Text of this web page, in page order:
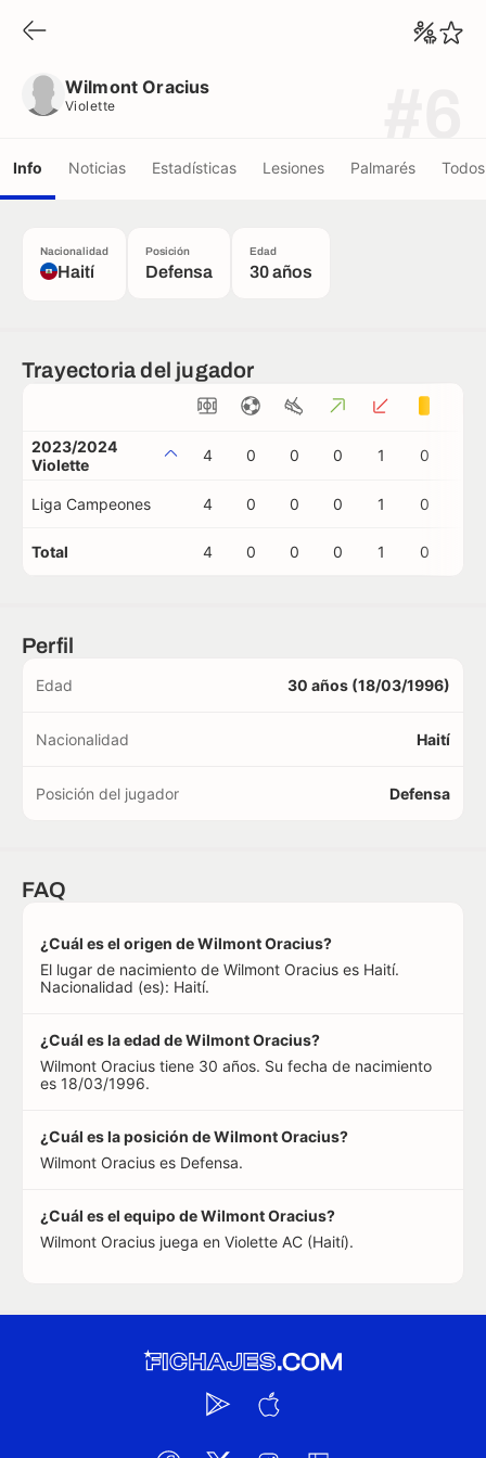
Wilmont Oracius
Violette
Info Noticias Estadísticas Lesiones Palmarés
Nacionalidad
Haití
Posición
Defensa
Edad
30 años
Trayectoria del jugador
2023/2024
Violette
4 0 0 0 1 0
Liga Campeones 4 0 0 0 1 0
Total 4 0 0 0 1 0
Perfil
Edad 30 años (18/03/1996)
Nacionalidad Haití
Posición del jugador Defensa
FAQ
¿Cuál es el origen de Wilmont Oracius?
El lugar de nacimiento de Wilmont Oracius es Haití.
Nacionalidad (es): Haití.
¿Cuál es la edad de Wilmont Oracius?
Wilmont Oracius tiene 30 años. Su fecha de nacimiento
es 18/03/1996.
¿Cuál es la posición de Wilmont Oracius?
Wilmont Oracius es Defensa.
¿Cuál es el equipo de Wilmont Oracius?
Wilmont Oracius juega en Violette AC (Haití).